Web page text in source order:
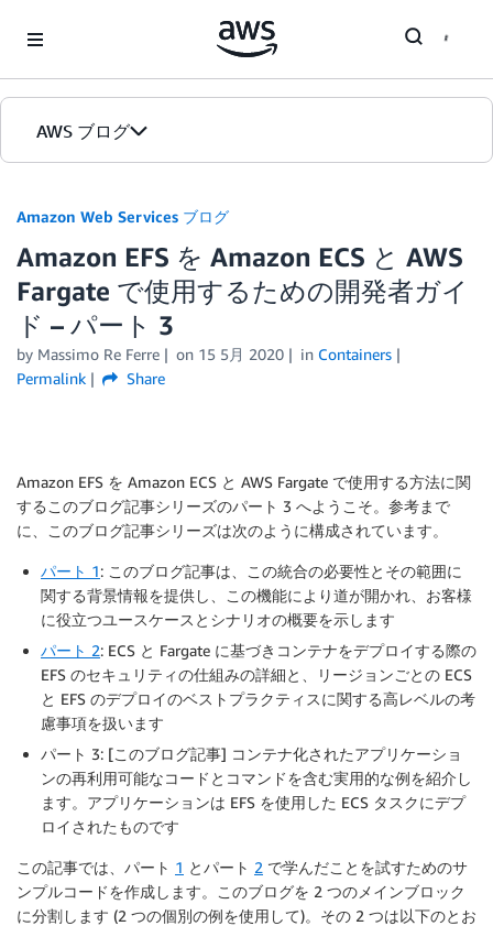
AWS ブログ
カテゴリ
エディション
Amazon Web Services ブログ
Amazon EFS を Amazon ECS と AWS
Fargate で使用するための開発者ガイ
ド – パート 3
by Massimo Re Ferre on 15 5月 2020 in Containers
Permalink
Share
Amazon EFS を Amazon ECS と AWS Fargate で使用する方法に関
するこのブログ記事シリーズのパート 3 へようこそ。参考まで
に、このブログ記事シリーズは次のように構成されています。
パート 1: このブログ記事は、この統合の必要性とその範囲に
関する背景情報を提供し、この機能により道が開かれ、お客様
に役立つユースケースとシナリオの概要を示します
パート 2: ECS と Fargate に基づきコンテナをデプロイする際の
EFS のセキュリティの仕組みの詳細と、リージョンごとの ECS
と EFS のデプロイのベストプラクティスに関する高レベルの考
慮事項を扱います
パート 3: [このブログ記事] コンテナ化されたアプリケーショ
ンの再利用可能なコードとコマンドを含む実用的な例を紹介し
ます。アプリケーションは EFS を使用した ECS タスクにデプ
ロイされたものです
この記事では、パート 1 とパート 2 で学んだことを試すためのサ
ンプルコードを作成します。このブログを 2 つのメインブロック
に分割します (2 つの個別の例を使用して)。その 2 つは以下のとお